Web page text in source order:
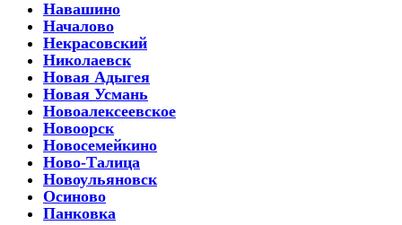
Навашино
Началово
Некрасовский
Николаевск
Новая Адыгея
Новая Усмань
Новоалексеевское
Новоорск
Новосемейкино
Ново-Талица
Новоульяновск
Осиново
Панковка